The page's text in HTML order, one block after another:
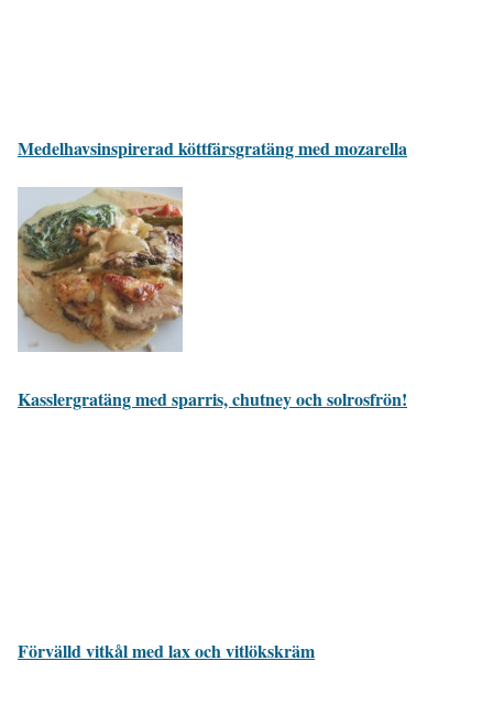
Medelhavsinspirerad köttfärsgratäng med mozarella
Kasslergratäng med sparris, chutney och solrosfrön!
Förvälld vitkål med lax och vitlökskräm